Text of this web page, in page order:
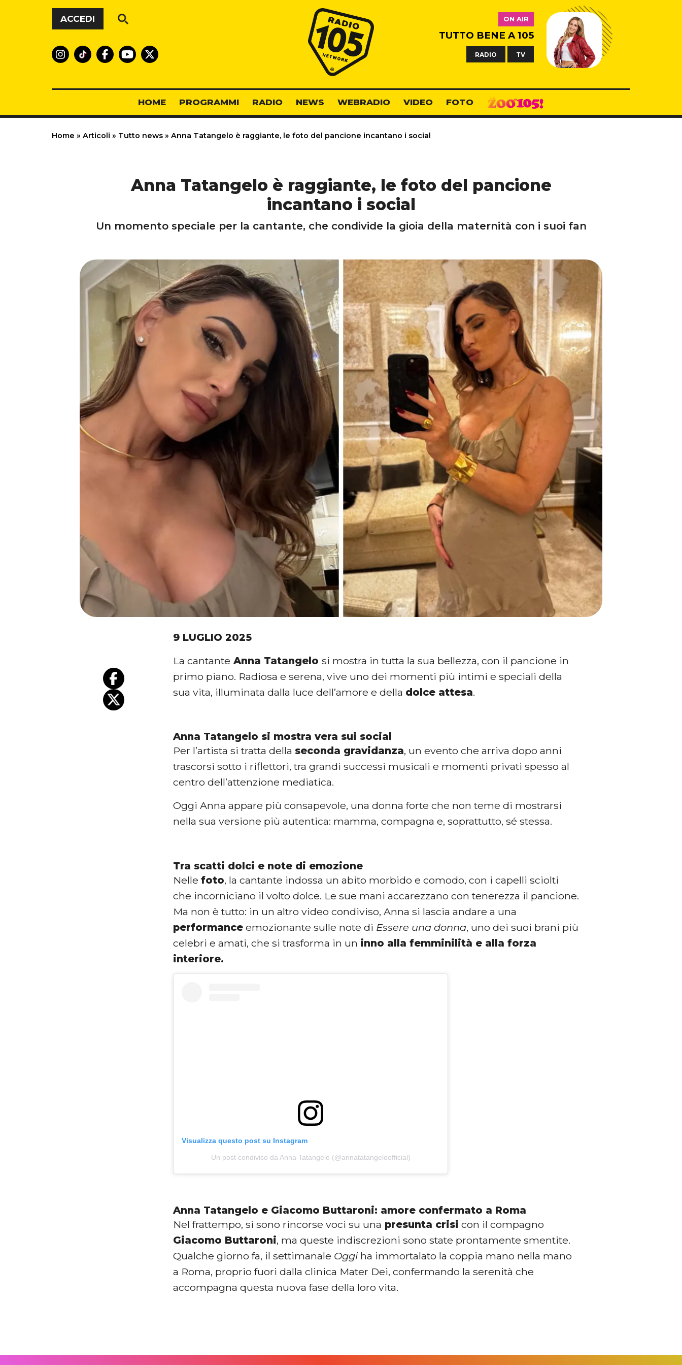
Vai al contenuto
ACCEDI
Radio 105
ON AIR
TUTTO BENE A 105
RADIO TV
HOME PROGRAMMI RADIO NEWS WEBRADIO VIDEO FOTO
Home » Articoli » Tutto news » Anna Tatangelo è raggiante, le foto del pancione incantano i social
Anna Tatangelo è raggiante, le foto del pancione
incantano i social
Un momento speciale per la cantante, che condivide la gioia della maternità con i suoi fan
9 LUGLIO 2025
La cantante Anna Tatangelosi mostra in tutta la sua bellezza, con il pancione in
primo piano. Radiosa e serena, vive uno dei momenti più intimi e speciali della
sua vita, illuminata dalla luce dell’amore e della dolce attesa.
Anna Tatangelo si mostra vera sui social
Per l’artista si tratta della seconda gravidanza, un evento che arriva dopo anni
trascorsi sotto i riflettori, tra grandi successi musicali e momenti privati spesso al
centro dell’attenzione mediatica.
Oggi Anna appare più consapevole, una donna forte che non teme di mostrarsi
nella sua versione più autentica: mamma, compagna e, soprattutto, sé stessa.
Tra scatti dolci e note di emozione
Nellefoto, la cantante indossa un abito morbido e comodo, con i capelli sciolti
che incorniciano il volto dolce. Le sue mani accarezzano con tenerezza il pancione.
Ma non è tutto: in un altro video condiviso, Anna si lascia andare a una
performance emozionante sulle note di Essere una donna, uno dei suoi brani più
celebri e amati, che si trasforma in un inno alla femminilità e alla forza
interiore.
Visualizza questo post su Instagram
Un post condiviso da Anna Tatangelo (@annatatangeloofficial)
Anna Tatangelo e Giacomo Buttaroni: amore confermato a Roma
Nel frattempo, si sono rincorse voci su una presunta crisi con il compagno
Giacomo Buttaroni, ma queste indiscrezioni sono state prontamente smentite.
Qualche giorno fa, il settimanale Oggiha immortalato la coppia mano nella mano
a Roma, proprio fuori dalla clinica Mater Dei, confermando la serenità che
accompagna questa nuova fase della loro vita.